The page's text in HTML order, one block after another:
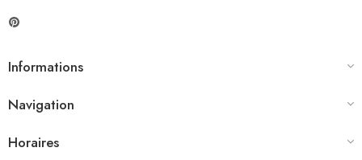
Informations
Navigation
Horaires